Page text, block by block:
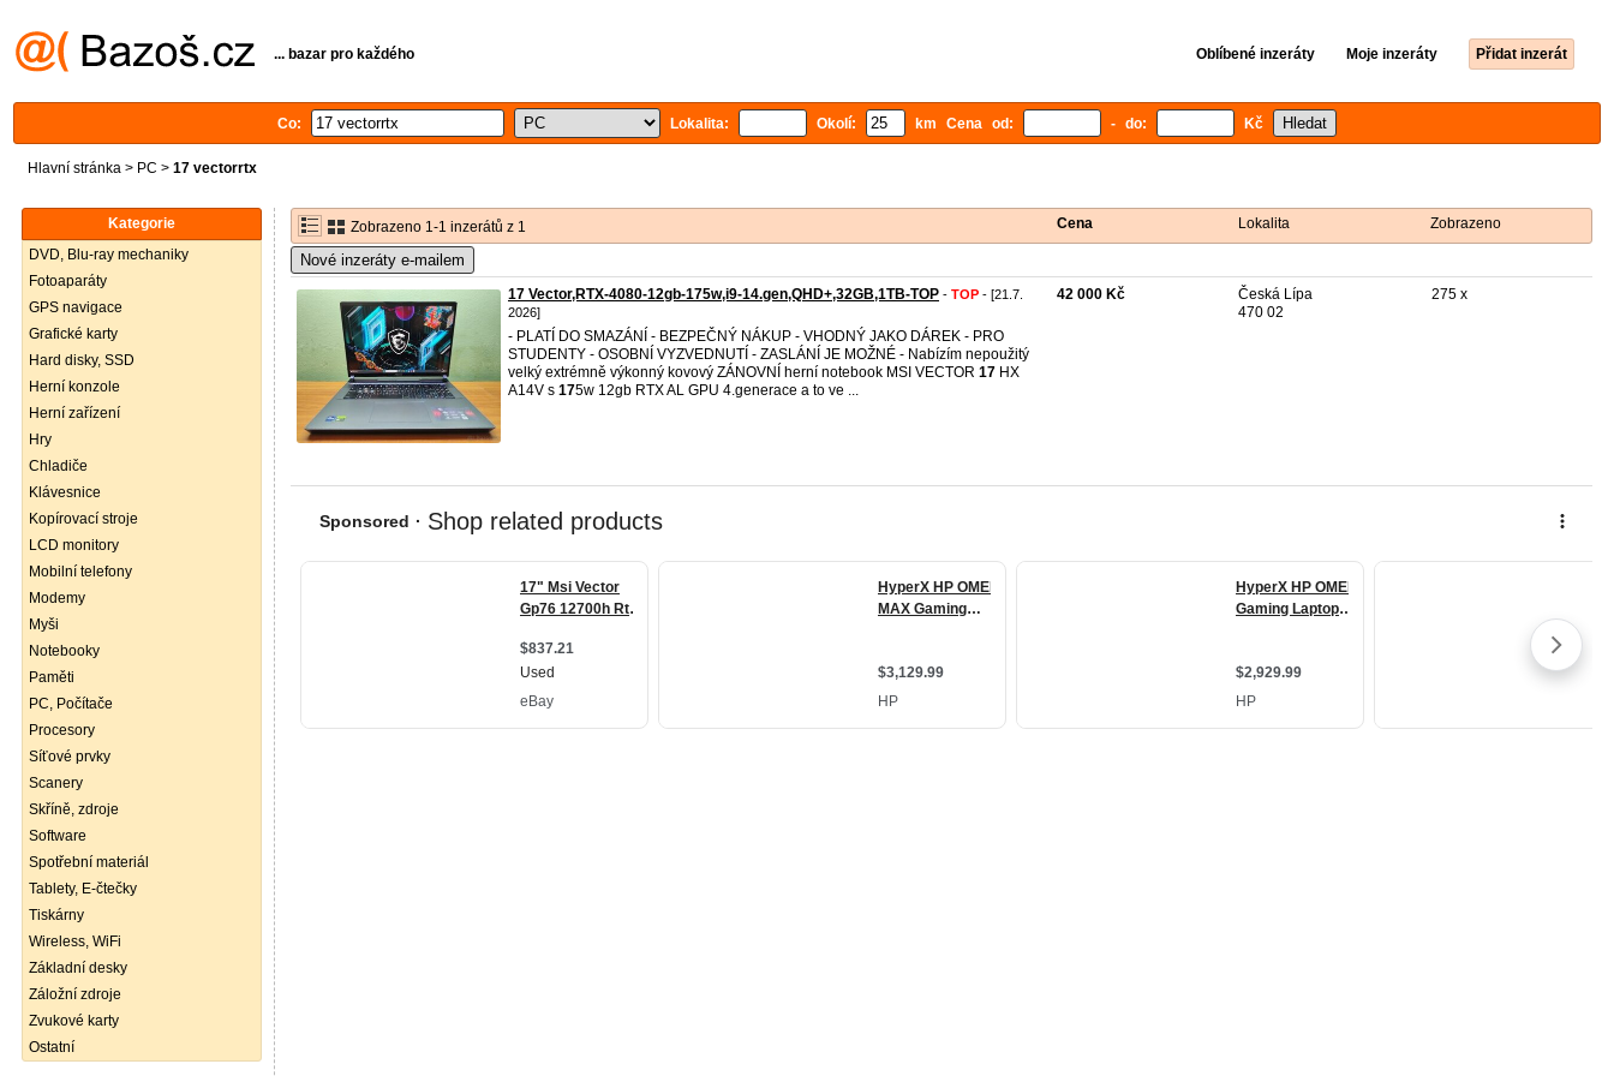
... bazar pro každého Oblíbené inzeráty Moje inzeráty Přidat inzerát
Co: Lokalita: Okolí: km Cena od: - do: Kč
Hlavní stránka > PC > 17 vectorrtx
Kategorie
DVD, Blu-ray mechaniky
Fotoaparáty
GPS navigace
Grafické karty
Hard disky, SSD
Herní konzole
Herní zařízení
Hry
Chladiče
Klávesnice
Kopírovací stroje
LCD monitory
Mobilní telefony
Modemy
Myši
Notebooky
Paměti
PC, Počítače
Procesory
Síťové prvky
Scanery
Skříně, zdroje
Software
Spotřební materiál
Tablety, E-čtečky
Tiskárny
Wireless, WiFi
Základní desky
Záložní zdroje
Zvukové karty
Ostatní
Zobrazeno 1-1 inzerátů z 1 Cena Lokalita Zobrazeno
Nové inzeráty e-mailem
17 Vector,RTX-4080-12gb-175w,i9-14.gen,QHD+,32GB,1TB-TOP - TOP - [21.7.
2026]
- PLATÍ DO SMAZÁNÍ - BEZPEČNÝ NÁKUP - VHODNÝ JAKO DÁREK - PRO
STUDENTY - OSOBNÍ VYZVEDNUTÍ - ZASLÁNÍ JE MOŽNÉ - Nabízím nepoužitý
velký extrémně výkonný kovový ZÁNOVNÍ herní notebook MSI VECTOR 17 HX
A14V s 175w 12gb RTX AL GPU 4.generace a to ve ...
42 000 Kč
Česká Lípa
470 02
275 x